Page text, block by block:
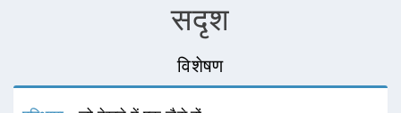
सदृश
विशेषण